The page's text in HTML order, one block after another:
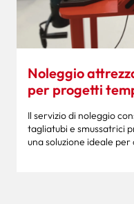
Noleggio
per progetti
Il servizio di noleggio
tagliatubi e smussatrici
una soluzione ideale per